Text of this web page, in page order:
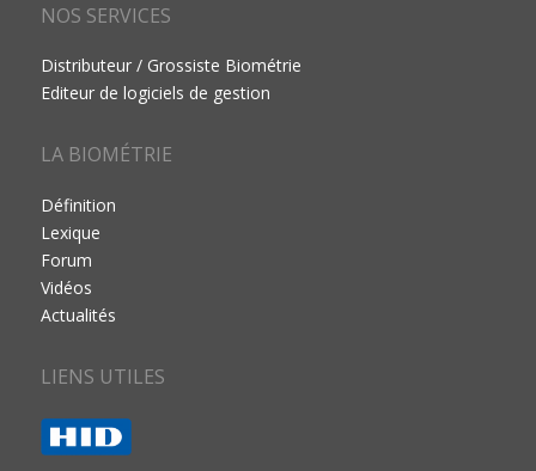
NOS SERVICES
Distributeur / Grossiste Biométrie
Editeur de logiciels de gestion
LA BIOMÉTRIE
Définition
Lexique
Forum
Vidéos
Actualités
LIENS UTILES